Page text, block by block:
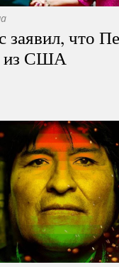
заявил, что
из США